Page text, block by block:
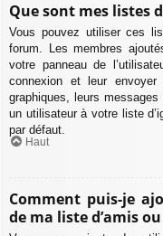
Que sont mes listes
Vous pouvez utiliser ces
forum. Les membres
votre panneau de
connexion et leur
graphiques, leurs
un utilisateur à votre liste
par défaut.
Haut
Comment puis-je
de ma liste d’amis ou